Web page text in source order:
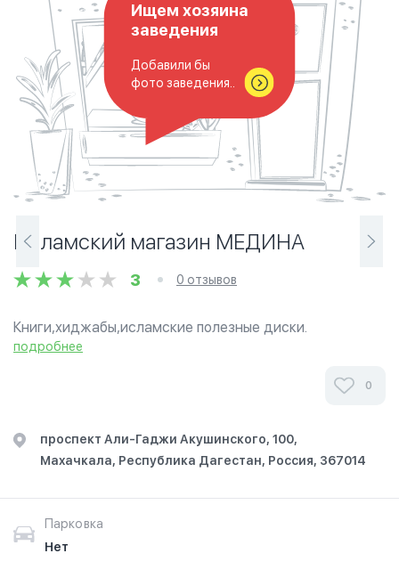
Ищем хозяина
заведения
Добавили бы
фото заведения..
Исламский магазин МЕДИНА
3 0 отзывов
Книги,хиджабы,исламские полезные диски.
подробнее
0
проспект Али-Гаджи Акушинского, 100,
Махачкала, Республика Дагестан, Россия, 367014
Парковка
Нет